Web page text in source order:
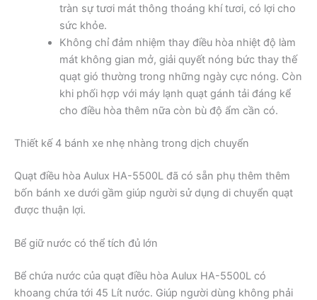
tràn sự tươi mát thông thoáng khí tươi, có lợi cho
sức khỏe.
Không chỉ đảm nhiệm thay điều hòa nhiệt độ làm
mát không gian mở, giải quyết nóng bức thay thế
quạt gió thường trong những ngày cực nóng. Còn
khi phối hợp với máy lạnh quạt gánh tải đáng kể
cho điều hòa thêm nữa còn bù độ ẩm cần có.
Thiết kế 4 bánh xe nhẹ nhàng trong dịch chuyển
Quạt điều hòa Aulux HA-5500L đã có sẵn phụ thêm thêm
bốn bánh xe dưới gầm giúp người sử dụng di chuyển quạt
được thuận lợi.
Bể giữ nước có thể tích đủ lớn
Bể chứa nước của quạt điều hòa Aulux HA-5500L có
khoang chứa tới 45 Lít nước. Giúp người dùng không phải